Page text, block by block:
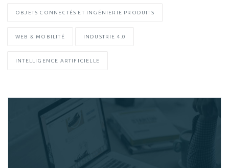
OBJETS CONNECTÉS ET INGÉNIERIE PRODUITS
WEB & MOBILITÉ INDUSTRIE 4.0
INTELLIGENCE ARTIFICIELLE